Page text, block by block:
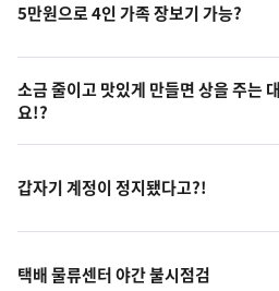
5만원으로 4인 가족 장보기 가능?
소금 줄이고 맛있게 만들면 상을 주는
요!?
갑자기 계정이 정지됐다고?!
택배 물류센터 야간 불시점검